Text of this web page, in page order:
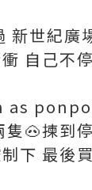
新世紀廣
自己不
as
隻🐽揀到
下 最後